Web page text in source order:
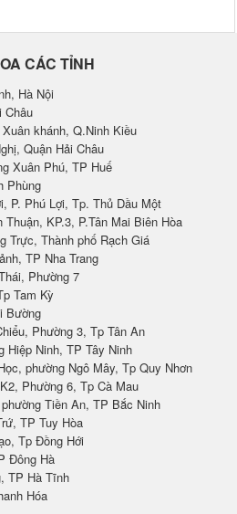
CÁC TỈNH
Hà Nội
Châu
khánh, Q.Ninh Kiều
Quận Hải Châu
Xuân Phú, TP Huế
Phùng
P. Phú Lợi, Tp. Thủ Dầu Một
KP.3, P.Tân Mai Biên Hòa
Trực, Thành phố Rạch Giá
TP Nha Trang
Phường 7
Tam Kỳ
Bường
Phường 3, Tp Tân An
Hiệp Ninh, TP Tây Ninh
phường Ngô Mây, Tp Quy Nhơn
Phường 6, Tp Cà Mau
Tiền An, TP Bắc Ninh
TP Tuy Hòa
Tp Đồng Hới
Đông Hà
TP Hà Tĩnh
Hóa